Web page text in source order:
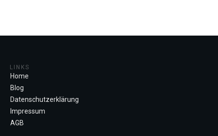
LINKS
Home
Blog
Datenschutzerklärung
Impressum
AGB